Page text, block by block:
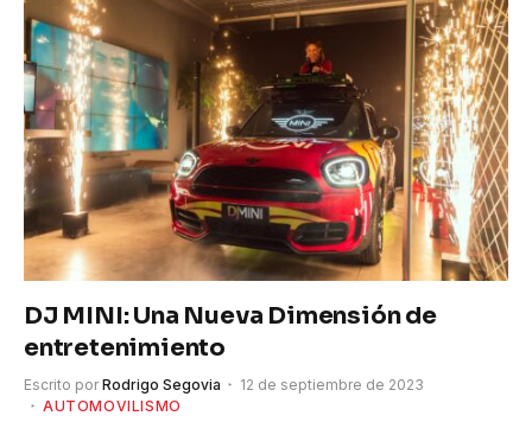
DJ MINI: Una Nueva Dimensión de
entretenimiento
Escrito por Rodrigo Segovia
12 de septiembre de 2023
AUTOMOVILISMO